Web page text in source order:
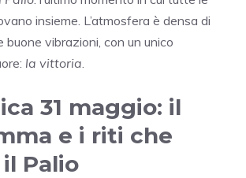
insieme. L’atmosfera è densa di
buone vibrazioni, con un unico
la vittoria
31 maggio: il
e i riti che
Palio